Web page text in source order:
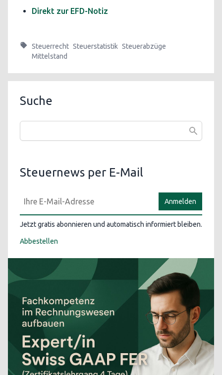
Direkt zur EFD-Notiz
Steuerrecht Steuerstatistik Steuerabzüge
Mittelstand
Suche
Steuernews per E-Mail
Anmelden
Jetzt gratis abonnieren und automatisch informiert bleiben.
Abbestellen